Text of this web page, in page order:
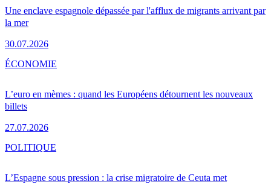
Une enclave espagnole dépassée par l'afflux de migrants arrivant par
la mer
30.07.2026
L’euro en mèmes : quand les Européens détournent les nouveaux
billets
27.07.2026
ÉCONOMIE
L’Espagne sous pression : la crise migratoire de Ceuta met
POLITIQUE